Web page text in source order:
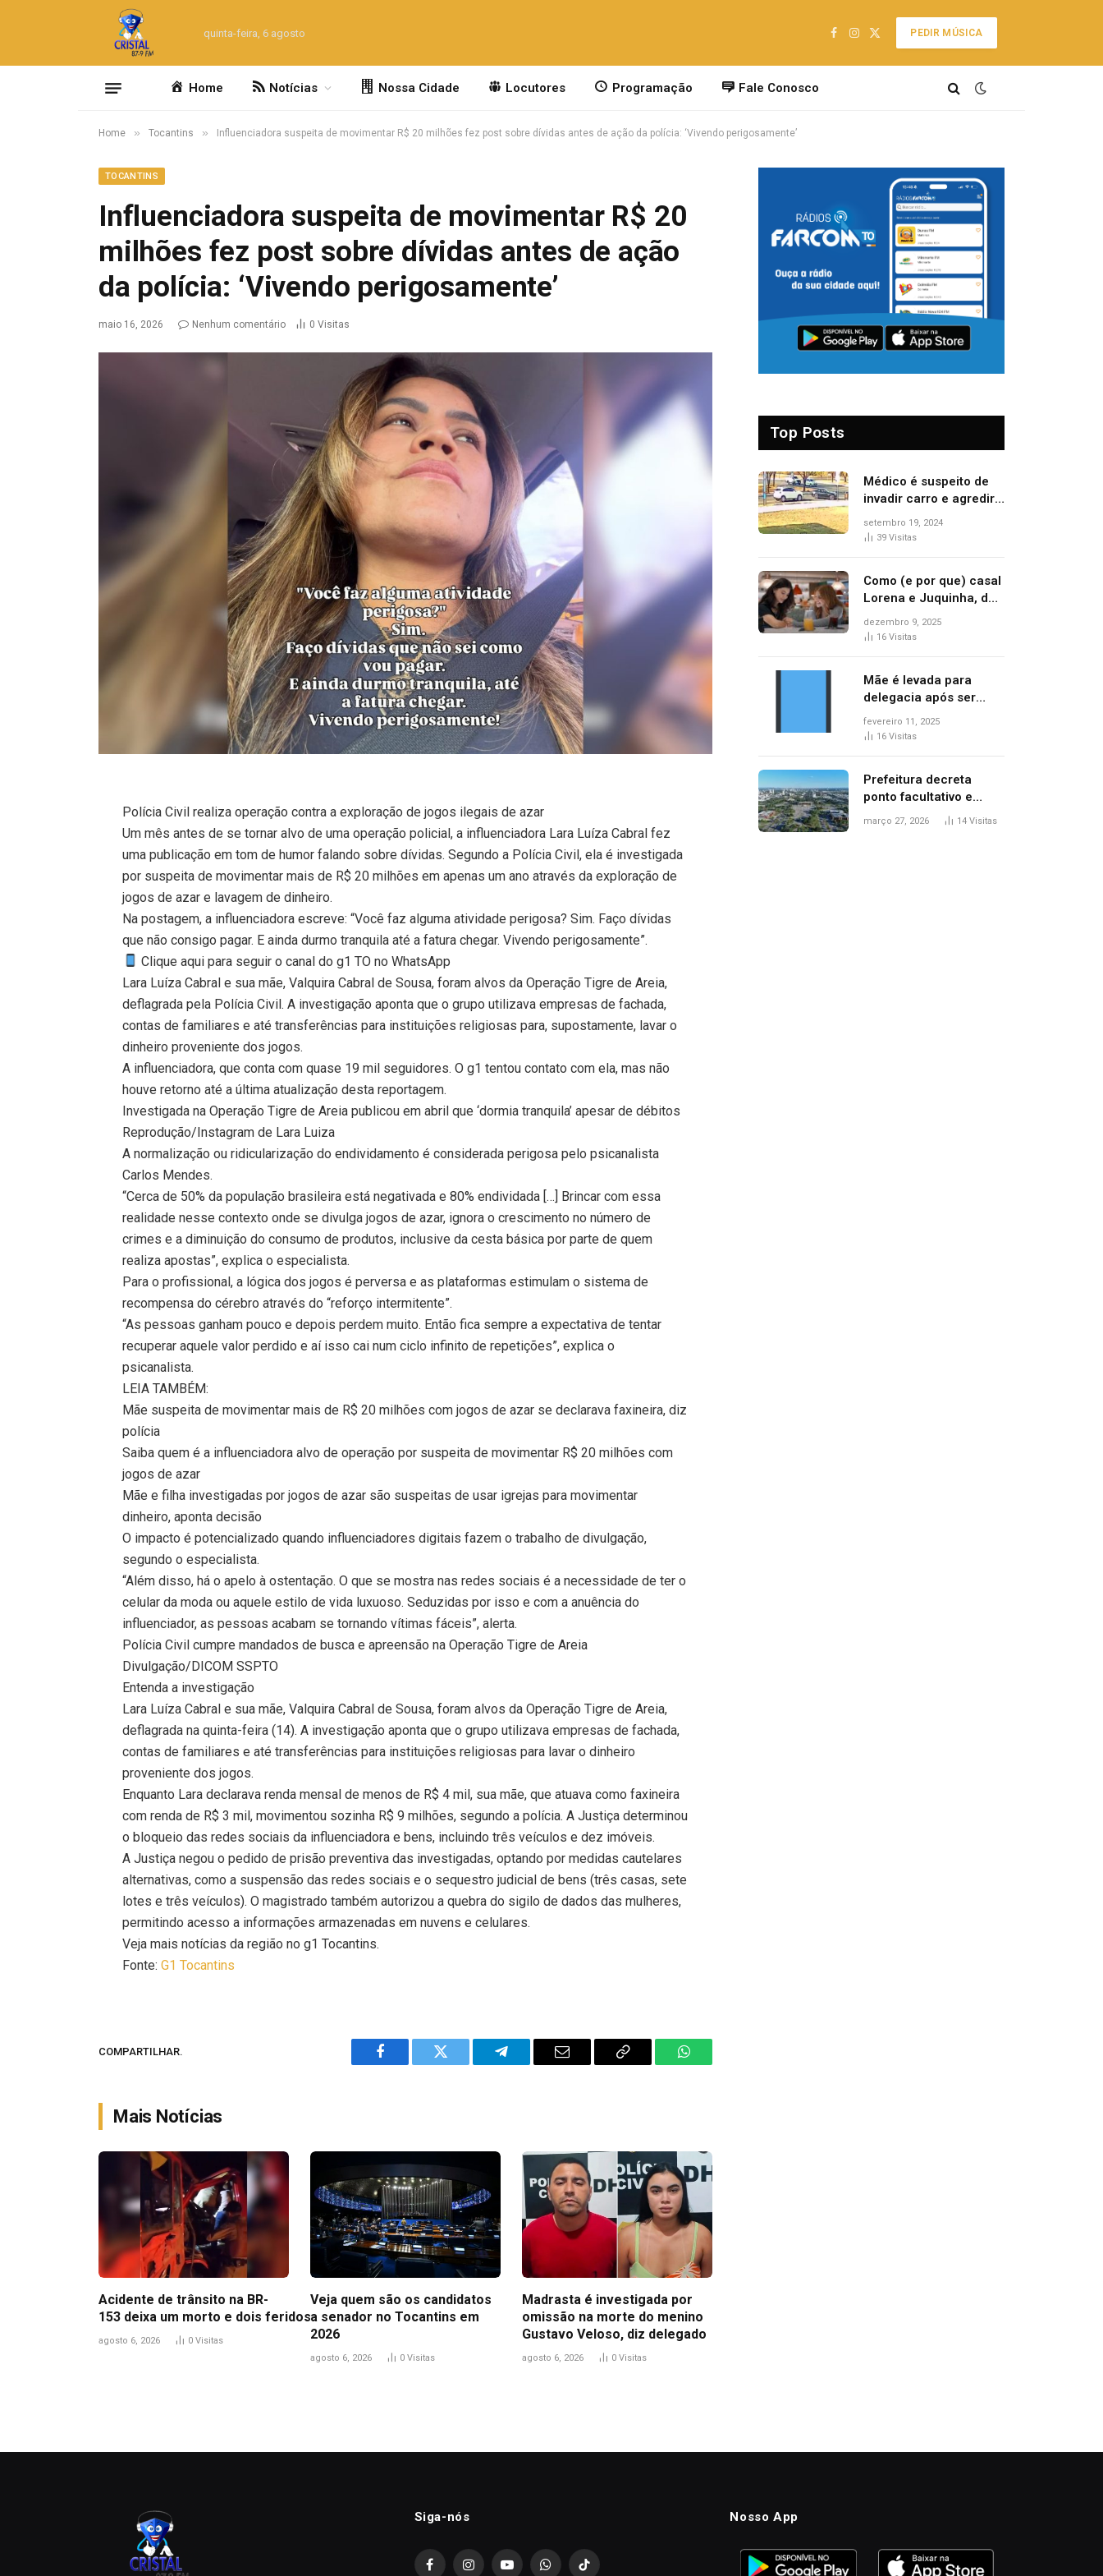
quinta-feira, 6 agosto
Facebook
Instagram
X
PEDIR MÚSICA
Home Notícias Nossa Cidade Locutores Programação Fale Conosco
Home » Tocantins » Influenciadora suspeita de movimentar R$ 20 milhões fez post sobre dívidas antes de ação da polícia: ‘Vivendo perigosamente’
TOCANTINS
Influenciadora suspeita de movimentar R$ 20
milhões fez post sobre dívidas antes de ação
da polícia: ‘Vivendo perigosamente’
maio 16, 2026 Nenhum comentário 0 Visitas
Polícia Civil realiza operação contra a exploração de jogos ilegais de azar
Um mês antes de se tornar alvo de uma operação policial, a influenciadora Lara Luíza Cabral fez
uma publicação em tom de humor falando sobre dívidas. Segundo a Polícia Civil, ela é investigada
por suspeita de movimentar mais de R$ 20 milhões em apenas um ano através da exploração de
jogos de azar e lavagem de dinheiro.
Na postagem, a influenciadora escreve: “Você faz alguma atividade perigosa? Sim. Faço dívidas
que não consigo pagar. E ainda durmo tranquila até a fatura chegar. Vivendo perigosamente”.
Clique aqui para seguir o canal do g1 TO no WhatsApp
Lara Luíza Cabral e sua mãe, Valquira Cabral de Sousa, foram alvos da Operação Tigre de Areia,
deflagrada pela Polícia Civil. A investigação aponta que o grupo utilizava empresas de fachada,
contas de familiares e até transferências para instituições religiosas para, supostamente, lavar o
dinheiro proveniente dos jogos.
A influenciadora, que conta com quase 19 mil seguidores. O g1 tentou contato com ela, mas não
houve retorno até a última atualização desta reportagem.
Investigada na Operação Tigre de Areia publicou em abril que ‘dormia tranquila’ apesar de débitos
Reprodução/Instagram de Lara Luiza
A normalização ou ridicularização do endividamento é considerada perigosa pelo psicanalista
Carlos Mendes.
“Cerca de 50% da população brasileira está negativada e 80% endividada […] Brincar com essa
realidade nesse contexto onde se divulga jogos de azar, ignora o crescimento no número de
crimes e a diminuição do consumo de produtos, inclusive da cesta básica por parte de quem
realiza apostas”, explica o especialista.
Para o profissional, a lógica dos jogos é perversa e as plataformas estimulam o sistema de
recompensa do cérebro através do “reforço intermitente”.
“As pessoas ganham pouco e depois perdem muito. Então fica sempre a expectativa de tentar
recuperar aquele valor perdido e aí isso cai num ciclo infinito de repetições”, explica o
psicanalista.
LEIA TAMBÉM:
Mãe suspeita de movimentar mais de R$ 20 milhões com jogos de azar se declarava faxineira, diz
polícia
Saiba quem é a influenciadora alvo de operação por suspeita de movimentar R$ 20 milhões com
jogos de azar
Mãe e filha investigadas por jogos de azar são suspeitas de usar igrejas para movimentar
dinheiro, aponta decisão
O impacto é potencializado quando influenciadores digitais fazem o trabalho de divulgação,
segundo o especialista.
“Além disso, há o apelo à ostentação. O que se mostra nas redes sociais é a necessidade de ter o
celular da moda ou aquele estilo de vida luxuoso. Seduzidas por isso e com a anuência do
influenciador, as pessoas acabam se tornando vítimas fáceis”, alerta.
Polícia Civil cumpre mandados de busca e apreensão na Operação Tigre de Areia
Divulgação/DICOM SSPTO
Entenda a investigação
Lara Luíza Cabral e sua mãe, Valquira Cabral de Sousa, foram alvos da Operação Tigre de Areia,
deflagrada na quinta-feira (14). A investigação aponta que o grupo utilizava empresas de fachada,
contas de familiares e até transferências para instituições religiosas para lavar o dinheiro
proveniente dos jogos.
Enquanto Lara declarava renda mensal de menos de R$ 4 mil, sua mãe, que atuava como faxineira
com renda de R$ 3 mil, movimentou sozinha R$ 9 milhões, segundo a polícia. A Justiça determinou
o bloqueio das redes sociais da influenciadora e bens, incluindo três veículos e dez imóveis.
A Justiça negou o pedido de prisão preventiva das investigadas, optando por medidas cautelares
alternativas, como a suspensão das redes sociais e o sequestro judicial de bens (três casas, sete
lotes e três veículos). O magistrado também autorizou a quebra do sigilo de dados das mulheres,
permitindo acesso a informações armazenadas em nuvens e celulares.
Veja mais notícias da região no g1 Tocantins.
Fonte:G1 Tocantins
COMPARTILHAR.
Facebook Twitter Telegram Email
Copy
WhatsApp
Mais Notícias
Acidente de trânsito na BR-
153 deixa um morto e dois feridos
agosto 6, 2026 0 Visitas
Veja quem são os candidatos
a senador no Tocantins em
2026
agosto 6, 2026 0 Visitas
Madrasta é investigada por
omissão na morte do menino
Gustavo Veloso, diz delegado
agosto 6, 2026 0 Visitas
Top Posts
Médico é suspeito de
invadir carro e agredir
delegado aposentado
durante confusão no
setembro 19, 2024
39 Visitas
Como (e por que) casal
Lorena e Juquinha, de
‘Três Graças’, ganhou
repercussão
dezembro 9, 2025
16 Visitas
Mãe é levada para
delegacia após ser
denunciada por maus-
tratos contra dois
fevereiro 11, 2025
16 Visitas
Prefeitura decreta
ponto facultativo e
servidores públicos
março 27, 2026 14 Visitas
Siga-nós
FacebookInstagramYouTubeWhatsAppTikTok
Nosso App